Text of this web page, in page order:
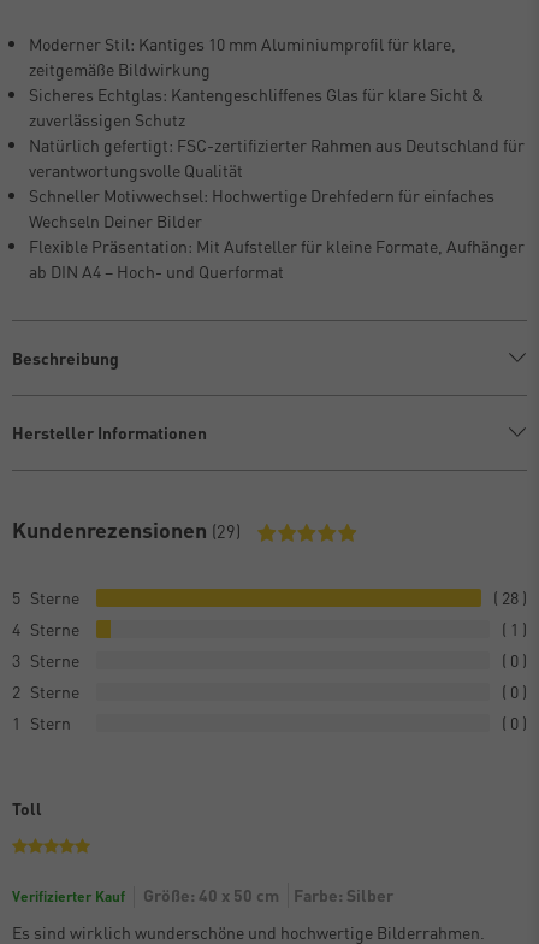
Moderner Stil: Kantiges 10 mm Aluminiumprofil für klare,
zeitgemäße Bildwirkung
Sicheres Echtglas: Kantengeschliffenes Glas für klare Sicht &
zuverlässigen Schutz
Natürlich gefertigt: FSC-zertifizierter Rahmen aus Deutschland für
verantwortungsvolle Qualität
Schneller Motivwechsel: Hochwertige Drehfedern für einfaches
Wechseln Deiner Bilder
Flexible Präsentation: Mit Aufsteller für kleine Formate, Aufhänger
ab DIN A4 – Hoch- und Querformat
Beschreibung
Hersteller Informationen
Kundenrezensionen (29)
5
28
4
1
3
0
2
0
1
0
Toll
Verifizierter Kauf Größe: 40 x 50 cm
Farbe: Silber
Es sind wirklich wunderschöne und hochwertige Bilderrahmen.